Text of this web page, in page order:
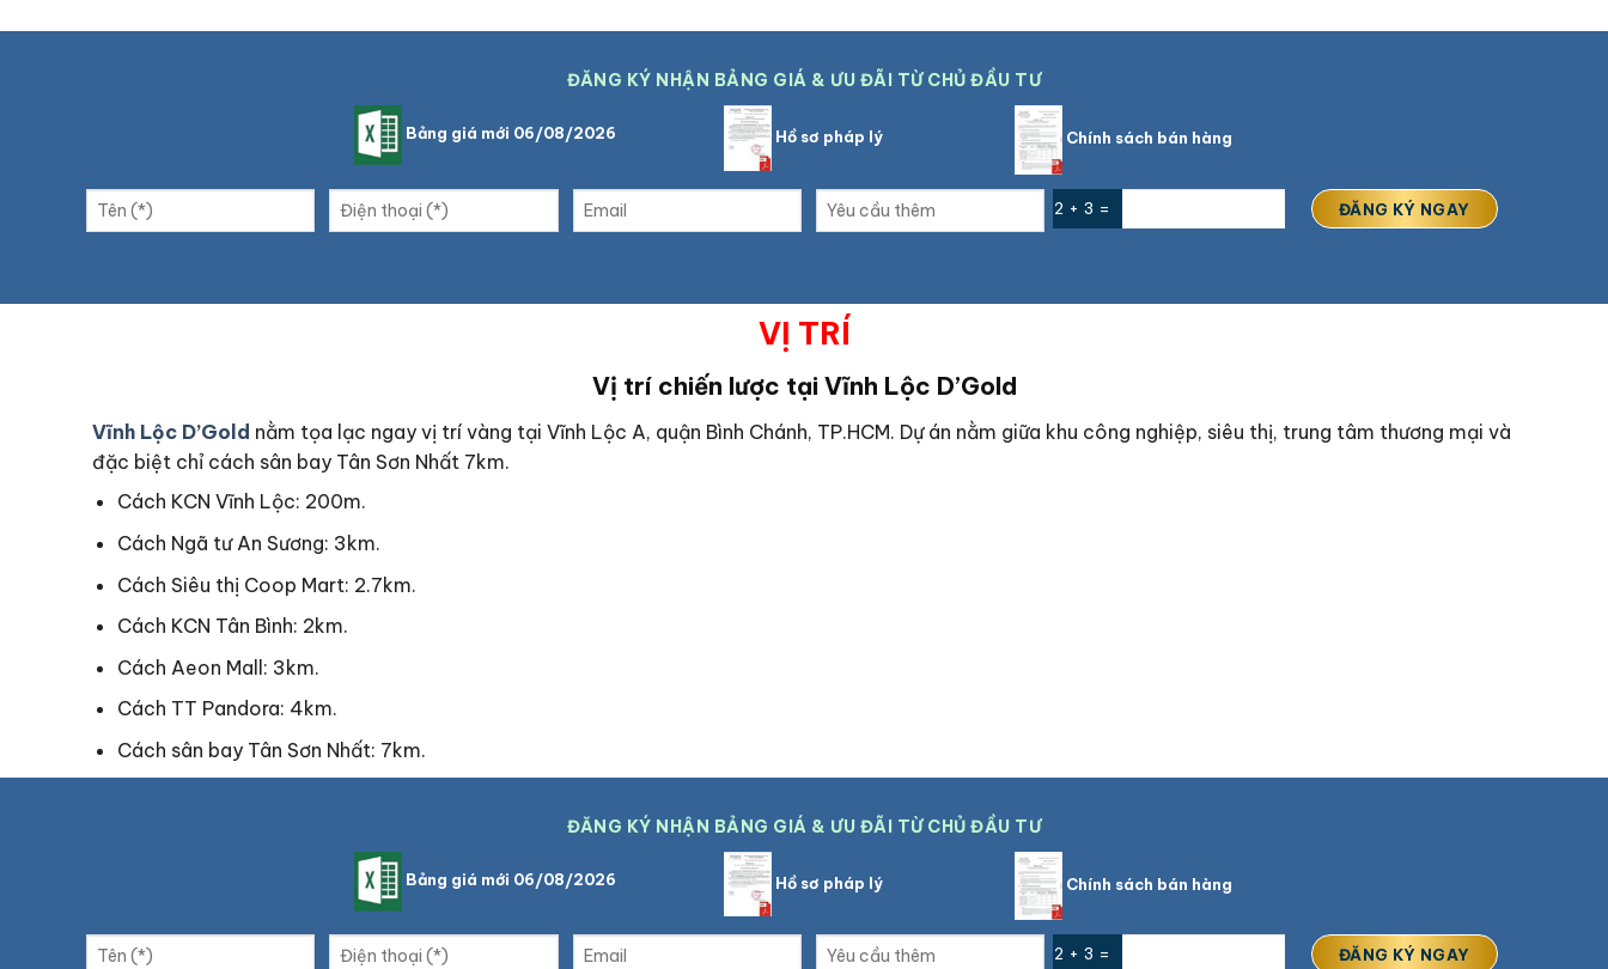
ĐĂNG KÝ NHẬN BẢNG GIÁ & ƯU ĐÃI TỪ CHỦ ĐẦU TƯ
Bảng giá mới 06/08/2026 Hồ sơ pháp lý Chính sách bán hàng
2 + 3 =
VỊ TRÍ
Vị trí chiến lược tại Vĩnh Lộc D’Gold
Vĩnh Lộc D’Gold nằm tọa lạc ngay vị trí vàng tại Vĩnh Lộc A, quận Bình Chánh, TP.HCM. Dự án nằm giữa khu công nghiệp, siêu thị, trung tâm thương mại và
đặc biệt chỉ cách sân bay Tân Sơn Nhất 7km.
Cách KCN Vĩnh Lộc: 200m.
Cách Ngã tư An Sương: 3km.
Cách Siêu thị Coop Mart: 2.7km.
Cách KCN Tân Bình: 2km.
Cách Aeon Mall: 3km.
Cách TT Pandora: 4km.
Cách sân bay Tân Sơn Nhất: 7km.
ĐĂNG KÝ NHẬN BẢNG GIÁ & ƯU ĐÃI TỪ CHỦ ĐẦU TƯ
Bảng giá mới 06/08/2026 Hồ sơ pháp lý Chính sách bán hàng
2 + 3 =